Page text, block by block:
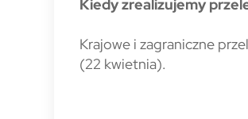
Kiedy zrealizujemy
Krajowe i zagraniczne
(22 kwietnia).